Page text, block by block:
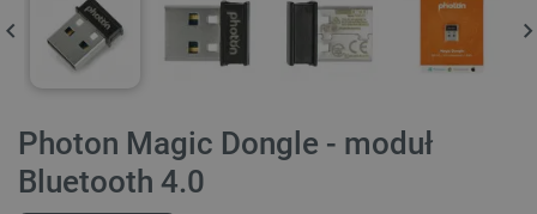
Photon Magic Dongle - moduł
Bluetooth 4.0